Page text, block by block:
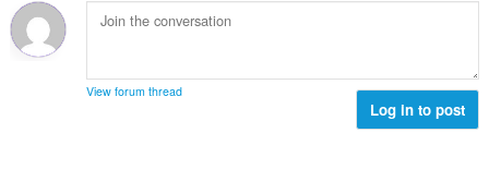
View forum thread
Log in to post